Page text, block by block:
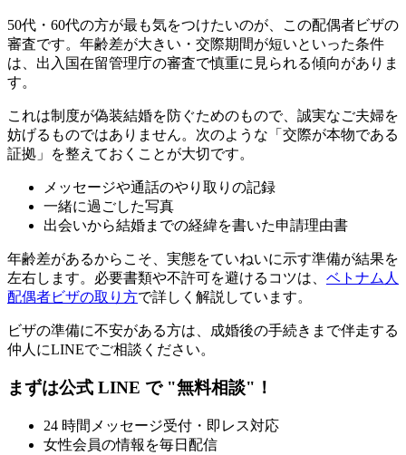
50代・60代の方が最も気をつけたいのが、この配偶者ビザの
審査です。年齢差が大きい・交際期間が短いといった条件
は、出入国在留管理庁の審査で慎重に見られる傾向がありま
す。
これは制度が偽装結婚を防ぐためのもので、誠実なご夫婦を
妨げるものではありません。次のような「交際が本物である
証拠」を整えておくことが大切です。
メッセージや通話のやり取りの記録
一緒に過ごした写真
出会いから結婚までの経緯を書いた申請理由書
年齢差があるからこそ、実態をていねいに示す準備が結果を
左右します。必要書類や不許可を避けるコツは、 ベトナム人
配偶者ビザの取り方で詳しく解説しています。
ビザの準備に不安がある方は、成婚後の手続きまで伴走する
仲人にLINEでご相談ください。
まずは公式 LINE で "無料相談"！
24 時間メッセージ受付・即レス対応
女性会員の情報を毎日配信